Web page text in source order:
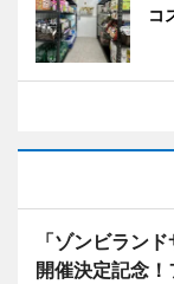
コ
「ゾンビラン
開催決定記念